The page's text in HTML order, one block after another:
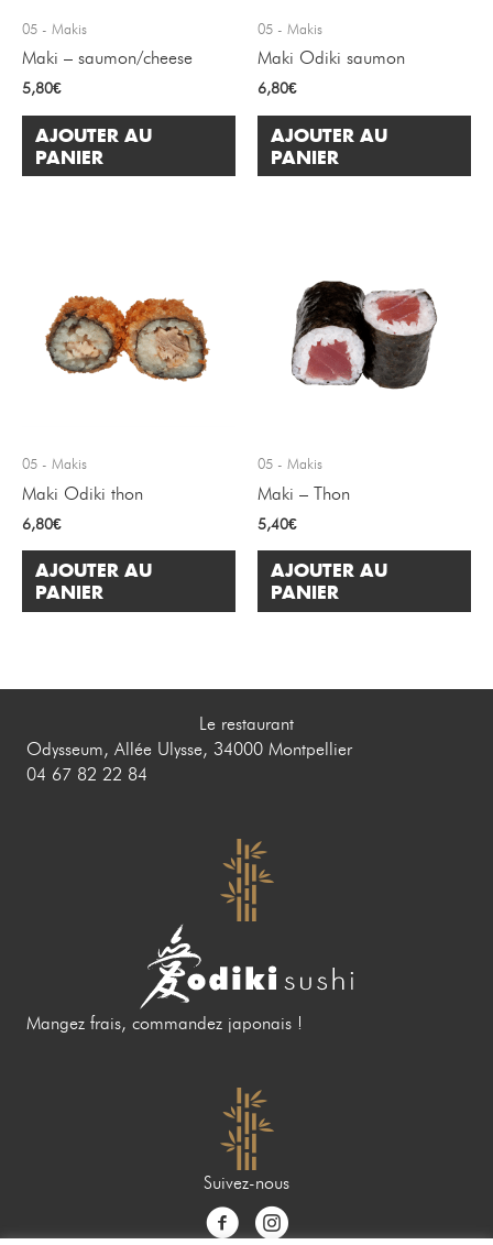
05 - Makis
Maki – saumon/cheese
5,80€
AJOUTER AU
PANIER
05 - Makis
Maki Odiki saumon
6,80€
AJOUTER AU
PANIER
05 - Makis
Maki Odiki thon
6,80€
AJOUTER AU
PANIER
05 - Makis
Maki – Thon
5,40€
AJOUTER AU
PANIER
Le restaurant
Odysseum, Allée Ulysse, 34000 Montpellier
04 67 82 22 84
Mangez frais, commandez japonais !
Suivez-nous